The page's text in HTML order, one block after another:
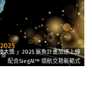
大獎 」2025 鯊魚計畫加速上線
配合SiegAI™ 領航交易新範式